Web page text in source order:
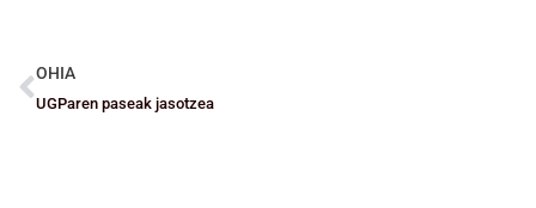
OHIA
UGParen paseak jasotzea